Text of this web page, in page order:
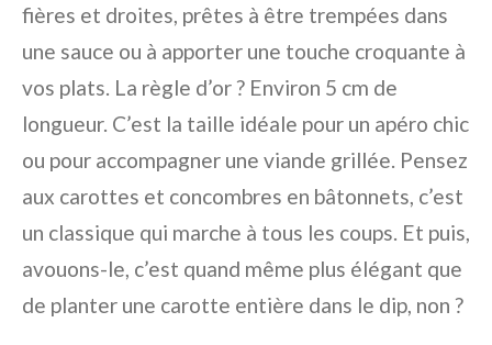
fières et droites, prêtes à être trempées dans
une sauce ou à apporter une touche croquante à
vos plats. La règle d’or ? Environ 5 cm de
longueur. C’est la taille idéale pour un apéro chic
ou pour accompagner une viande grillée. Pensez
aux carottes et concombres en bâtonnets, c’est
un classique qui marche à tous les coups. Et puis,
avouons-le, c’est quand même plus élégant que
de planter une carotte entière dans le dip, non ?